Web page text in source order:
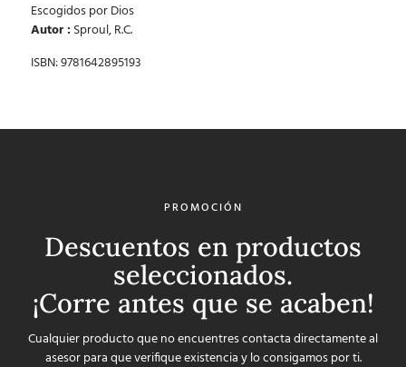
Escogidos por Dios
Autor :Sproul, R.C.
ISBN: 9781642895193
PROMOCIÓN
Descuentos en productos
seleccionados.
¡Corre antes que se acaben!
Cualquier producto que no encuentres contacta directamente al
asesor para que verifique existencia y lo consigamos por ti.